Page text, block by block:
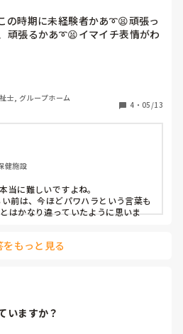
の時期に未経験者かあ➰😫頑張っ
頑張るかあ➰😫イマイチ表情がわ
士, グループホーム
4 ・ 05/13
健施設
当に難しいですよね。
前は、今ほどパワハラという言葉も
はかなり違っていたように思いま
、急に泣き出してしまったことがあ
く「いじめてるみたいやん」と言わ
側の難しさを感じたのを覚えていま
違うので、本当に言葉選びや関わり
をもっと見る
いますか？